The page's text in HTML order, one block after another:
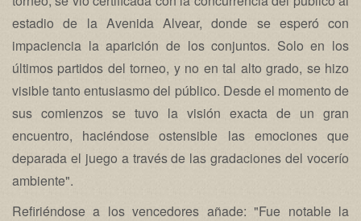
estadio de la Avenida Alvear, donde se esperó con
impaciencia la aparición de los conjuntos. Solo en los
últimos partidos del torneo, y no en tal alto grado, se hizo
visible tanto entusiasmo del público. Desde el momento de
sus comienzos se tuvo la visión exacta de un gran
encuentro, haciéndose ostensible las emociones que
deparada el juego a través de las gradaciones del vocerío
ambiente".
Refiriéndose a los vencedores añade: "Fue notable la